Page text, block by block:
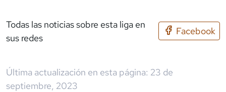
Todas las noticias sobre esta liga en
sus redes
Facebook
Última actualización en esta página: 23 de
septiembre, 2023